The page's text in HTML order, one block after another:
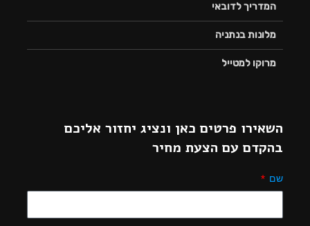
המדריך לדובאי
מלונות בנתניה
מרוקו למטייל
השאירו פרטים כאן ונציג יחזור אליכם
בהקדם עם הצעת מחיר
שם